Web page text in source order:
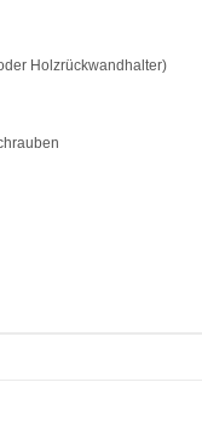
Holzrückwandhalter)